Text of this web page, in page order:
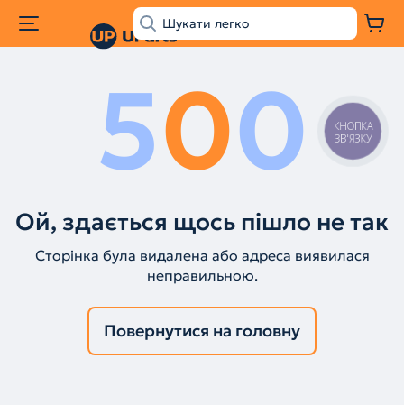
500
Ой, здається щось пішло не так
Сторінка була видалена або адреса виявилася
неправильною.
Повернутися на головну
КНОПКА
ЗВ'ЯЗКУ